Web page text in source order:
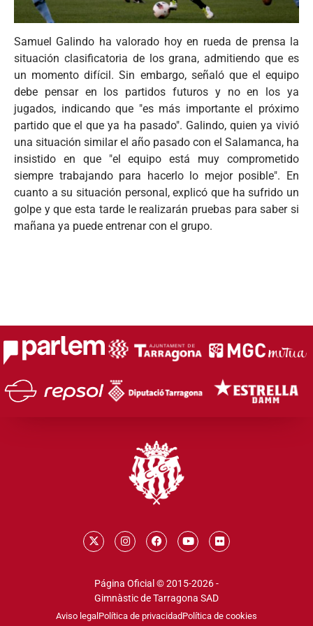
Samuel Galindo ha valorado hoy en rueda de prensa la
situación clasificatoria de losgrana, admitiendoque es
un momentodifícil. Sin embargo, señaló queel equipo
debe pensaren los partidos futuros y no en los ya
jugados, indicandoque "es más importante el próximo
partidoque elque ya ha pasado". Galindo, quien ya vivió
una situación similar el año pasado con el Salamanca, ha
insistido en que"el equipo está muy comprometido
siempre trabajando para hacerlo lo mejor posible". En
cuanto a su situación personal, explicó que ha sufrido un
golpe yque esta tarde le realizarán pruebas para sabersi
mañana ya puede entrenarcon el grupo.
Página Oficial © 2015-2026 -
Gimnàstic de Tarragona SAD
Aviso legal Política de privacidadPolítica de cookies